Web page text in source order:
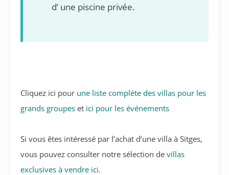
d’ une piscine privée.
Cliquez ici pour une liste complète des villas pour les
grands groupes et ici pour les événements
Si vous êtes intéressé par l’achat d’une villa à Sitges,
vous pouvez consulter notre sélection de villas
exclusives à vendre ici.